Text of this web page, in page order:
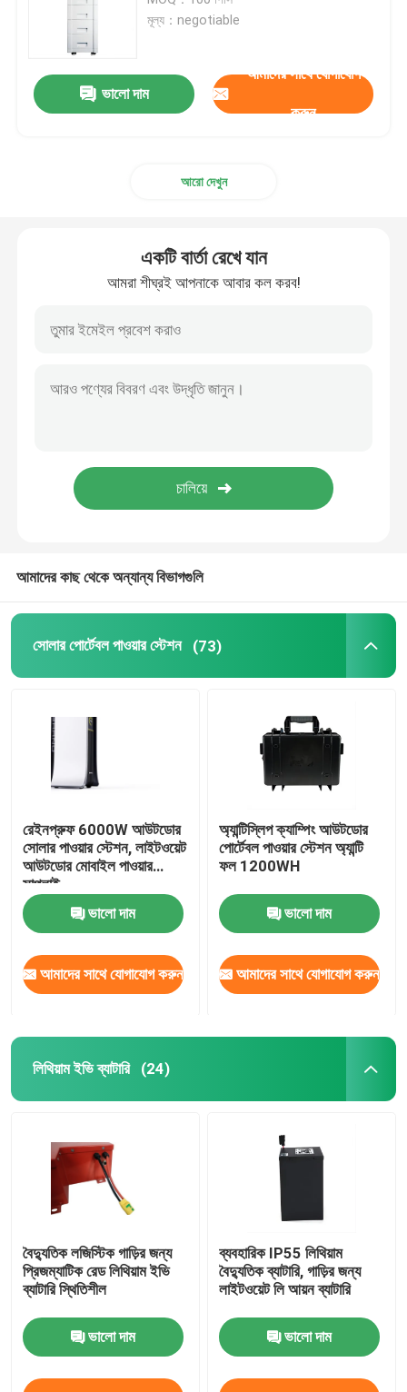
লিথিয়াম ইভি ব্যাটারি
LifeP04 লিথিয়াম ব্যাটারি
লিথিয়াম আয়রন ফসফেট ব্যাটারি
হাইব্রিড সোলার ইনভার্টার
লিথিয়াম আয়ন ব্যাটারি
মূল্য：negotiable
ভালো দাম
আমাদের সাথে যোগাযোগ
করুন
আরো দেখুন
একটি বার্তা রেখে যান
আমরা শীঘ্রই আপনাকে আবার কল করব!
আমাদের কাছ থেকে অন্যান্য বিভাগগুলি
সোলার পোর্টেবল পাওয়ার স্টেশন (73)
রেইনপ্রুফ 6000W আউটডোর
সোলার পাওয়ার স্টেশন, লাইটওয়েট
আউটডোর মোবাইল পাওয়ার
সাপ্লাই
ভালো দাম
আমাদের সাথে যোগাযোগ করুন
অ্যান্টিস্লিপ ক্যাম্পিং আউটডোর
পোর্টেবল পাওয়ার স্টেশন অ্যান্টি
ফল 1200WH
ভালো দাম
আমাদের সাথে যোগাযোগ করুন
লিথিয়াম ইভি ব্যাটারি (24)
বৈদ্যুতিক লজিস্টিক গাড়ির জন্য
প্রিজম্যাটিক রেড লিথিয়াম ইভি
ব্যাটারি স্থিতিশীল
ভালো দাম
ব্যবহারিক IP55 লিথিয়াম
বৈদ্যুতিক ব্যাটারি, গাড়ির জন্য
লাইটওয়েট লি আয়ন ব্যাটারি
ভালো দাম